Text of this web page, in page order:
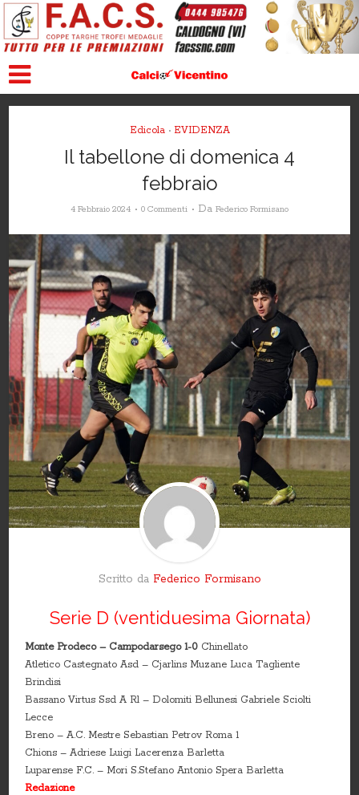
Edicola • EVIDENZA
Il tabellone di domenica 4
febbraio
4 Febbraio 2024 0 Commenti Da Federico Formisano
Scritto da Federico Formisano
Serie D (ventiduesima Giornata)
Monte Prodeco – Campodarsego 1-0 Chinellato
Atletico Castegnato Asd – Cjarlins Muzane Luca Tagliente
Brindisi
Bassano Virtus Ssd A Rl – Dolomiti Bellunesi Gabriele Sciolti
Lecce
Breno – A.C. Mestre Sebastian Petrov Roma 1
Chions – Adriese Luigi Lacerenza Barletta
Luparense F.C. – Mori S.Stefano Antonio Spera Barletta
Redazione